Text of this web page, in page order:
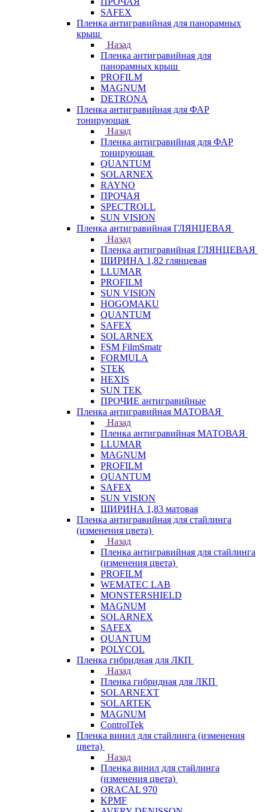
SAFEX
Пленка антигравийная для панорамных
крыш
Назад
Пленка антигравийная для
панорамных крыш
PROFILM
MAGNUM
DETRONA
Пленка антигравийная для ФАР
тонирующая
Назад
Пленка антигравийная для ФАР
тонирующая
QUANTUM
SOLARNEX
RAYNO
ПРОЧАЯ
SPECTROLL
SUN VISION
Пленка антигравийная ГЛЯНЦЕВАЯ
Назад
Пленка антигравийная ГЛЯНЦЕВАЯ
ШИРИНА 1,82 глянцевая
LLUMAR
PROFILM
SUN VISION
HOGOMAKU
QUANTUM
SAFEX
SOLARNEX
FSM FilmSmatr
FORMULA
STEK
HEXIS
SUN TEK
ПРОЧИЕ антигравийные
Пленка антигравийная МАТОВАЯ
Назад
Пленка антигравийная МАТОВАЯ
LLUMAR
MAGNUM
PROFILM
QUANTUM
SAFEX
SUN VISION
ШИРИНА 1,83 матовая
Пленка антигравийная для стайлинга
(изменения цвета)
Назад
Пленка антигравийная для стайлинга
(изменения цвета)
PROFILM
WEMATEC LAB
MONSTERSHIELD
MAGNUM
SOLARNEX
SAFEX
QUANTUM
POLYCOL
Пленка гибридная для ЛКП
Назад
Пленка гибридная для ЛКП
SOLARNEXT
SOLARTEK
MAGNUM
ControlTek
Пленка винил для стайлинга (изменения
цвета)
Назад
Пленка винил для стайлинга
(изменения цвета)
ORACAL 970
KPMF